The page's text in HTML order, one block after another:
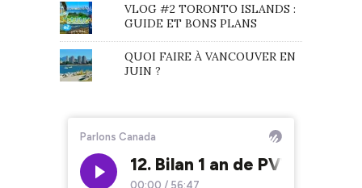
VLOG #2 TORONTO ISLANDS :
GUIDE ET BONS PLANS
QUOI FAIRE À VANCOUVER EN
JUIN ?